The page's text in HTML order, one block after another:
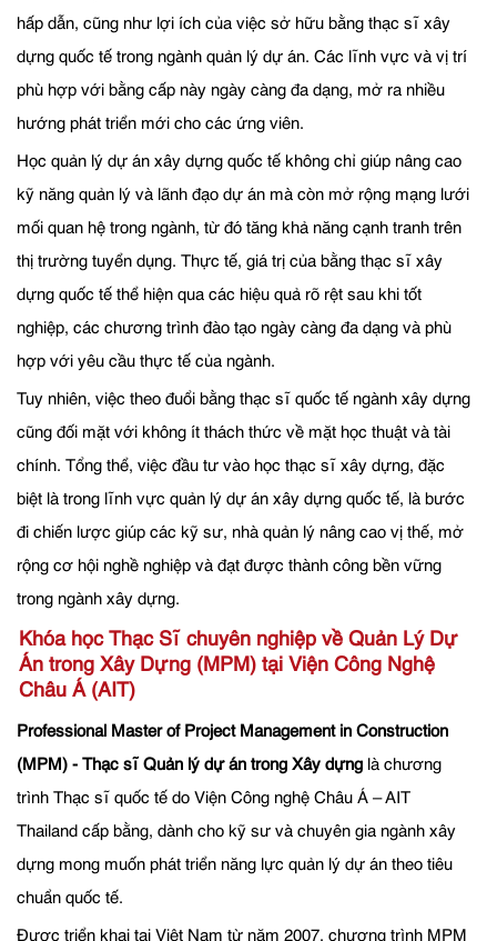
hấp dẫn, cũng như lợi ích của việc sở hữu bằng thạc sĩ xây
dựng quốc tế trong ngành quản lý dự án. Các lĩnh vực và vị trí
phù hợp với bằng cấp này ngày càng đa dạng, mở ra nhiều
hướng phát triển mới cho các ứng viên.
Học quản lý dự án xây dựng quốc tế không chỉ giúp nâng cao
kỹ năng quản lý và lãnh đạo dự án mà còn mở rộng mạng lưới
mối quan hệ trong ngành, từ đó tăng khả năng cạnh tranh trên
thị trường tuyển dụng. Thực tế, giá trị của bằng thạc sĩ xây
dựng quốc tế thể hiện qua các hiệu quả rõ rệt sau khi tốt
nghiệp, các chương trình đào tạo ngày càng đa dạng và phù
hợp với yêu cầu thực tế của ngành.
Tuy nhiên, việc theo đuổi bằng thạc sĩ quốc tế ngành xây dựng
cũng đối mặt với không ít thách thức về mặt học thuật và tài
chính. Tổng thể, việc đầu tư vào học thạc sĩ xây dựng, đặc
biệt là trong lĩnh vực quản lý dự án xây dựng quốc tế, là bước
đi chiến lược giúp các kỹ sư, nhà quản lý nâng cao vị thế, mở
rộng cơ hội nghề nghiệp và đạt được thành công bền vững
trong ngành xây dựng.
Khóa học Thạc Sĩ chuyên nghiệp về Quản Lý Dự
Án trong Xây Dựng (MPM) tại Viện Công Nghệ
Châu Á (AIT)
Professional Master of Project Management in Construction
(MPM) - Thạc sĩ Quản lý dự án trong Xây dựng là chương
trình Thạc sĩ quốc tế do Viện Công nghệ Châu Á – AIT
Thailand cấp bằng, dành cho kỹ sư và chuyên gia ngành xây
dựng mong muốn phát triển năng lực quản lý dự án theo tiêu
chuẩn quốc tế.
Được triển khai tại Việt Nam từ năm 2007, chương trình MPM